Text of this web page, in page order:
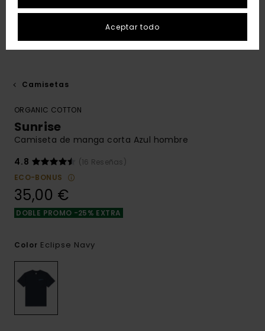
Camisetas
ORGANIC COTTON
Sunrise
Camiseta de manga corta Azul hombre
4.8
(16 Reseñas)
ECO-BONUS
35,00 €
DOBLE PROMO -25% EXTRA
Color Eclipse Navy
Aceptar todo